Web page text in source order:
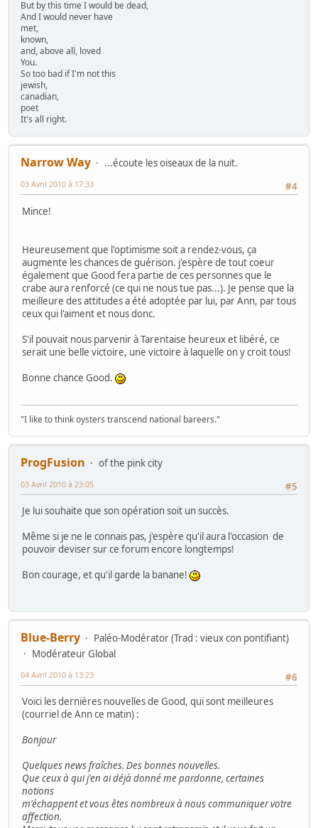
But by this time I would be dead,
And I would never have
met,
known,
and, above all, loved
You.
So too bad if I'm not this
jewish,
canadian,
poet
It's all right.
Narrow Way
...écoute les oiseaux de la nuit.
#4
03 Avril 2010 à 17:33
Mince!
Heureusement que l'optimisme soit a rendez-vous, ça
augmente les chances de guérison. j'espère de tout coeur
également que Good fera partie de ces personnes que le
crabe aura renforcé (ce qui ne nous tue pas...). Je pense que la
meilleure des attitudes a été adoptée par lui, par Ann, par tous
ceux qui l'aiment et nous donc.
S'il pouvait nous parvenir à Tarentaise heureux et libéré, ce
serait une belle victoire, une victoire à laquelle on y croit tous!
Bonne chance Good.
"I like to think oysters transcend national bareers."
ProgFusion
of the pink city
#5
03 Avril 2010 à 23:05
Je lui souhaite que son opération soit un succès.
Même si je ne le connais pas, j'espère qu'il aura l'occasion de
pouvoir deviser sur ce forum encore longtemps!
Bon courage, et qu'il garde la banane!
Blue-Berry
Paléo-Modérator (Trad : vieux con pontifiant)
Modérateur Global
#6
04 Avril 2010 à 13:23
Voici les dernières nouvelles de Good, qui sont meilleures
(courriel de Ann ce matin) :
Bonjour
Quelques news fraîches. Des bonnes nouvelles.
Que ceux à qui j'en ai déjà donné me pardonne, certaines
notions
m'échappent et vous êtes nombreux à nous communiquer votre
affection.